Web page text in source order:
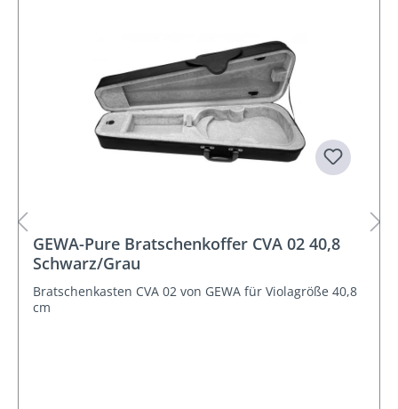
GEWA-Pure Bratschenkoffer CVA 02 40,8
Schwarz/Grau
Bratschenkasten CVA 02 von GEWA für Violagröße 40,8
cm